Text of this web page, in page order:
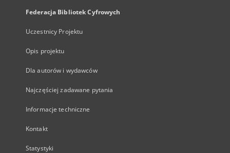
Federacja Bibliotek Cyfrowych
Uczestnicy Projektu
Opis projektu
Dla autorów i wydawców
Najczęściej zadawane pytania
Informacje techniczne
Kontakt
Statystyki